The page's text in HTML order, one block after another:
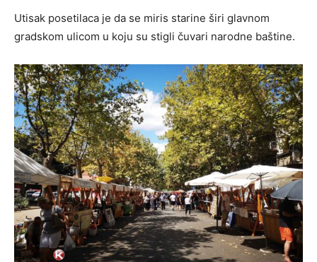
Utisak posetilaca je da se miris starine širi glavnom
gradskom ulicom u koju su stigli čuvari narodne baštine.